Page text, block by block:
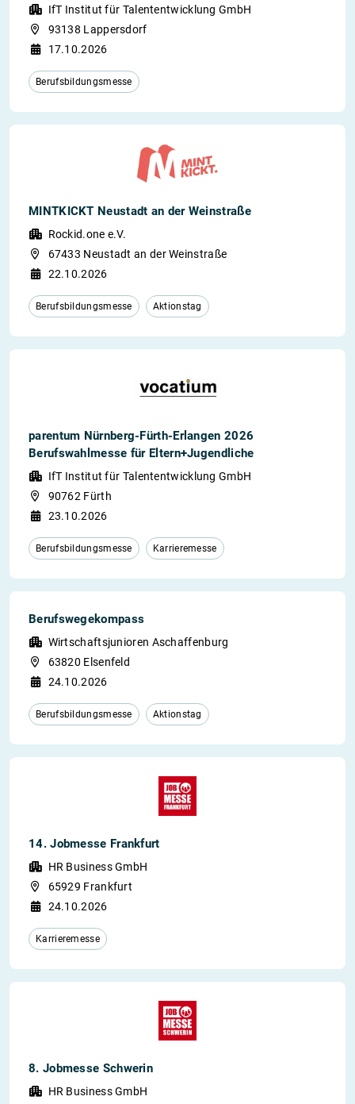
IfT Institut für Talententwicklung GmbH
93138 Lappersdorf
17.10.2026
Berufsbildungsmesse
MINTKICKT Neustadt an der Weinstraße
Rockid.one e.V.
67433 Neustadt an der Weinstraße
22.10.2026
Berufsbildungsmesse Aktionstag
parentum Nürnberg-Fürth-Erlangen 2026
Berufswahlmesse für Eltern+Jugendliche
IfT Institut für Talententwicklung GmbH
90762 Fürth
23.10.2026
Berufsbildungsmesse Karrieremesse
Berufswegekompass
Wirtschaftsjunioren Aschaffenburg
63820 Elsenfeld
24.10.2026
Berufsbildungsmesse Aktionstag
14. Jobmesse Frankfurt
HR Business GmbH
65929 Frankfurt
24.10.2026
Karrieremesse
8. Jobmesse Schwerin
HR Business GmbH